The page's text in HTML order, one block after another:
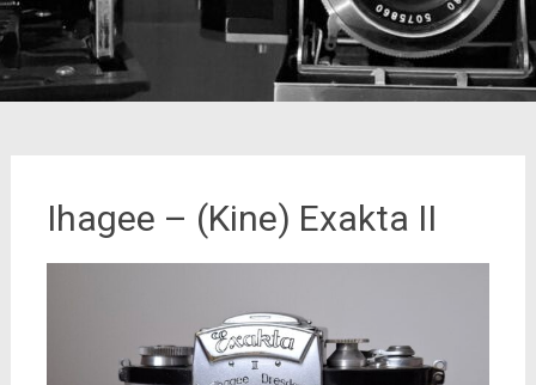
Ihagee – (Kine) Exakta II